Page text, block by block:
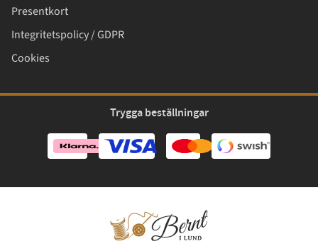
Presentkort
Integritetspolicy / GDPR
Cookies
Trygga beställningar